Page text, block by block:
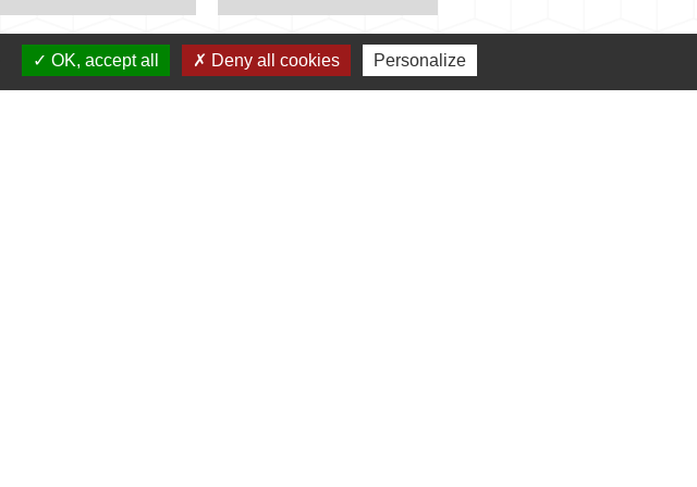
OK, accept all Deny all cookies Personalize